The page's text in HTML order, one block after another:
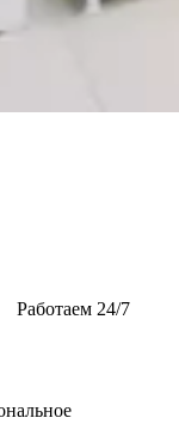
Работаем 24/7